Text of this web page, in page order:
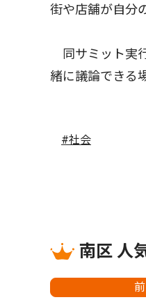
街や店舗が自分
同サミット実
緒に議論できる
#社会
南区 人